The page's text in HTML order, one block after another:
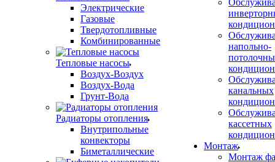
Электрические
Газовые
Твердотопливные
Комбинированные
Тепловые насосы
Воздух-Воздух
Воздух-Вода
Грунт-Вода
Радиаторы отопления
Внутрипольные
конвекторы
Биметаллические
напольно-
канальных
кассетных
Монтаж
Монтаж